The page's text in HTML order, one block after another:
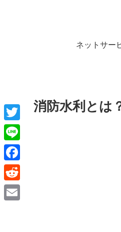
ネットサー
消防水利とは
T
w
i
t
L
i
n
e
F
a
c
R